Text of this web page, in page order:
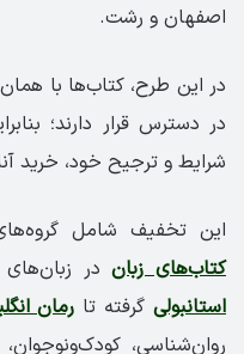
اصفهان و رشت.
در این طرح، کتاب‌ها با
در دسترس قرار دارند؛
شرایط و ترجیح خود، خرید
این تخفیف شامل
کتاب‌های زباندر زبان‌های
استانبولی گرفته تا رمان
روان‌شناسی،